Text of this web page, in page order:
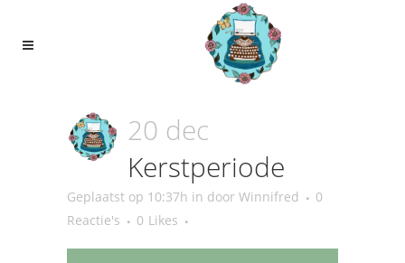
20 dec
Kerstperiode
Geplaatst op 10:37h in door Winnifred
0
Reactie's
0 Likes